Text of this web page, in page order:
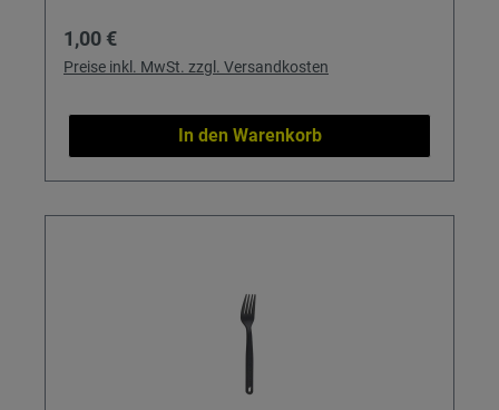
Regulärer Preis:
1,00 €
Preise inkl. MwSt. zzgl. Versandkosten
In den Warenkorb